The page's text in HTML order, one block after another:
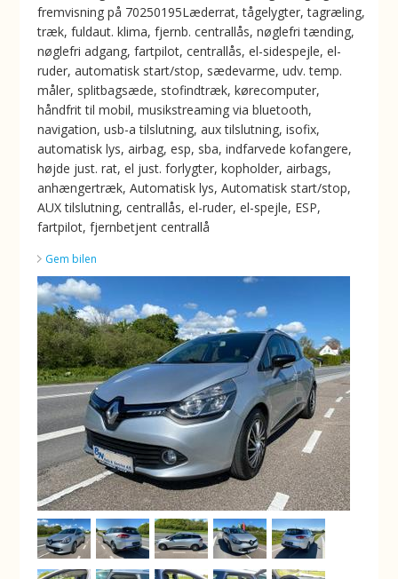
fremvisning på 70250195Læderrat, tågelygter, tagræling,
træk, fuldaut. klima, fjernb. centrallås, nøglefri tænding,
nøglefri adgang, fartpilot, centrallås, el-sidespejle, el-
ruder, automatisk start/stop, sædevarme, udv. temp.
måler, splitbagsæde, stofindtræk, kørecomputer,
håndfrit til mobil, musikstreaming via bluetooth,
navigation, usb-a tilslutning, aux tilslutning, isofix,
automatisk lys, airbag, esp, sba, indfarvede kofangere,
højde just. rat, el just. forlygter, kopholder, airbags,
anhængertræk, Automatisk lys, Automatisk start/stop,
AUX tilslutning, centrallås, el-ruder, el-spejle, ESP,
fartpilot, fjernbetjent centrallå
Gem bilen